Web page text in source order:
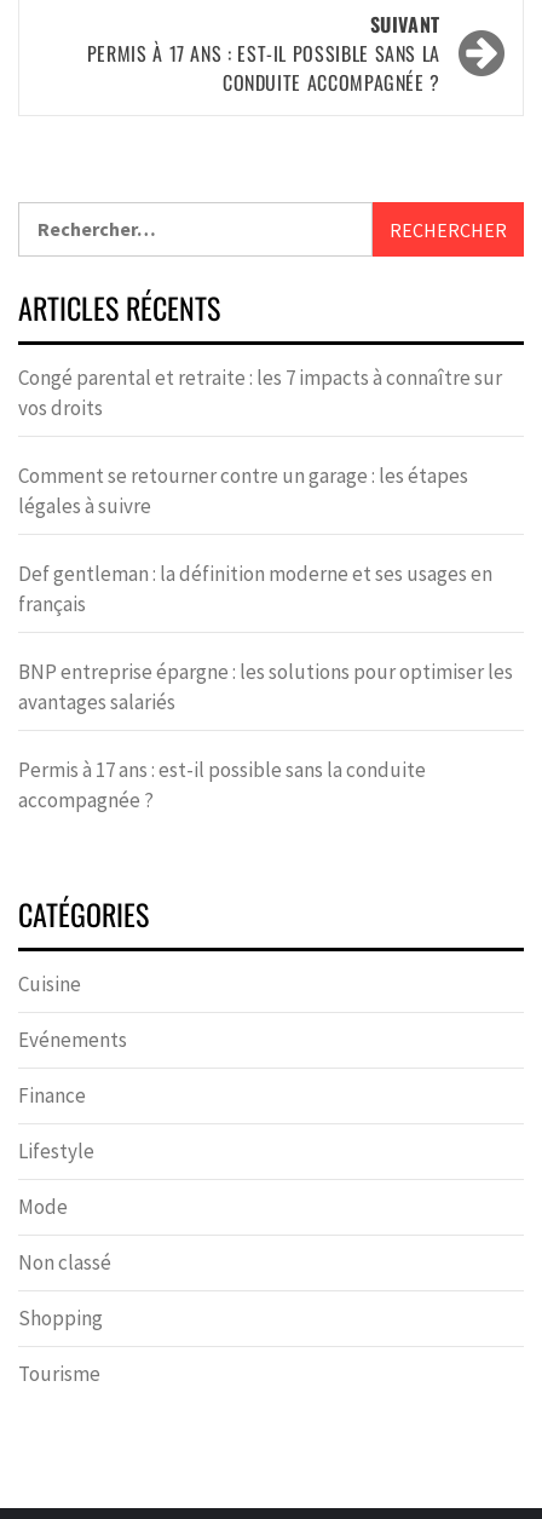
SUIVANT
PERMIS À 17 ANS : EST-IL POSSIBLE SANS LA
CONDUITE ACCOMPAGNÉE ?
ARTICLES RÉCENTS
Congé parental et retraite : les 7 impacts à connaître sur
vos droits
Comment se retourner contre un garage : les étapes
légales à suivre
Def gentleman : la définition moderne et ses usages en
français
BNP entreprise épargne : les solutions pour optimiser les
avantages salariés
Permis à 17 ans : est-il possible sans la conduite
accompagnée ?
CATÉGORIES
Cuisine
Evénements
Finance
Lifestyle
Mode
Non classé
Shopping
Tourisme